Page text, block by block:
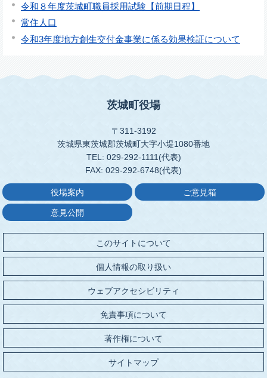
令和８年度茨城町職員採用試験【前期日程】
常住人口
令和3年度地方創生交付金事業に係る効果検証について
茨城町役場
〒311-3192
茨城県東茨城郡茨城町大字小堤1080番地
TEL: 029-292-1111(代表)
FAX: 029-292-6748(代表)
役場案内 ご意見箱
意見公開
このサイトについて
個人情報の取り扱い
ウェブアクセシビリティ
免責事項について
著作権について
サイトマップ